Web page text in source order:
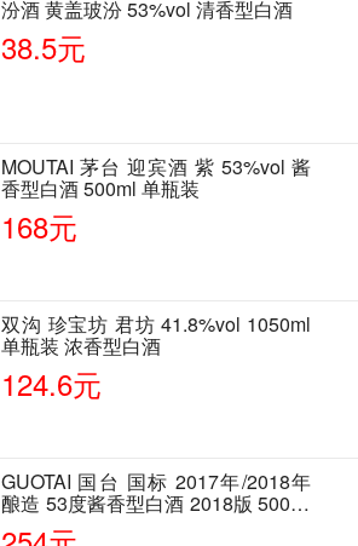
汾酒 黄盖玻汾 53%vol 清香型白酒
38.5元
MOUTAI 茅台 迎宾酒 紫 53%vol 酱
香型白酒 500ml 单瓶装
168元
双沟 珍宝坊 君坊 41.8%vol 1050ml
单瓶装 浓香型白酒
124.6元
GUOTAI 国台 国标 2017年/2018年
酿造 53度酱香型白酒 2018版 500ml
单瓶装